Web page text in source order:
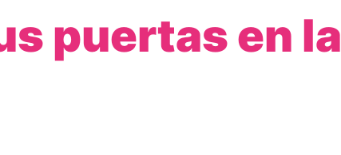
puertas en la